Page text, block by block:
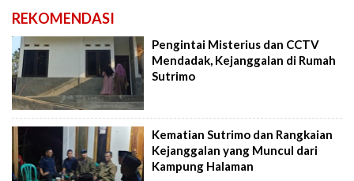
REKOMENDASI
Pengintai Misterius dan CCTV
Mendadak, Kejanggalan di Rumah
Sutrimo
Kematian Sutrimo dan Rangkaian
Kejanggalan yang Muncul dari
Kampung Halaman